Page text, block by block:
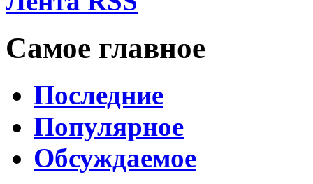
Самое главное
Последние
Популярное
Обсуждаемое